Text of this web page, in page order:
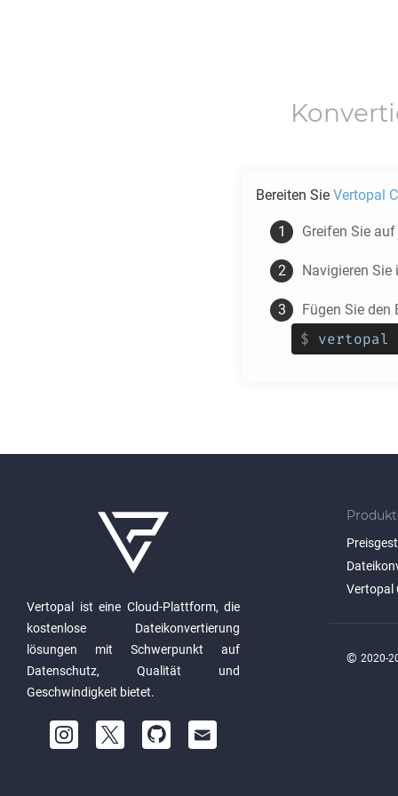
Bereiten Sie Vertopal
Greifen Sie
Navigieren
Fügen Sie den
$ vertopal
Vertopal ist eine Cloud-Plattform, die
kostenlose Dateikonvertierung
lösungen mit Schwerpunkt auf
Datenschutz, Qualität und
Geschwindigkeit bietet.
Vertopal
© 2020-